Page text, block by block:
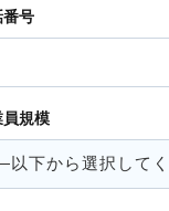
番号
員規模